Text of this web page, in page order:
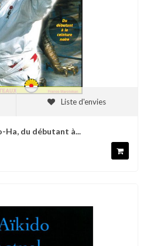
Liste d'envies
Ha, du débutant à...